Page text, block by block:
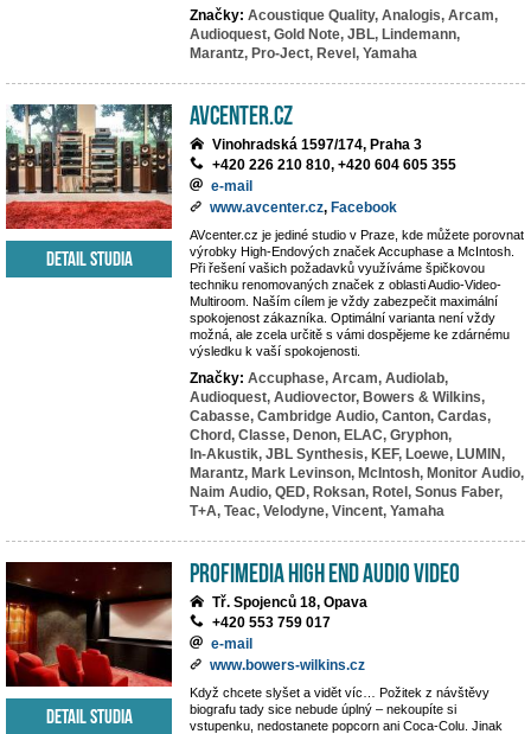
Značky: Acoustique Quality, Analogis, Arcam,
Audioquest, Gold Note, JBL, Lindemann,
Marantz, Pro-Ject, Revel, Yamaha
AVcenter.cz
Vinohradská 1597/174, Praha 3
+420 226 210 810, +420 604 605 355
e-mail
www.avcenter.cz, Facebook
AVcenter.cz je jediné studio v Praze, kde můžete porovnat
výrobky High-Endových značek Accuphase a McIntosh.
Při řešení vašich požadavků využíváme špičkovou
techniku renomovaných značek z oblasti Audio-Video-
Multiroom. Naším cílem je vždy zabezpečit maximální
spokojenost zákazníka. Optimální varianta není vždy
možná, ale zcela určitě s vámi dospějeme ke zdárnému
výsledku k vaší spokojenosti.
Značky: Accuphase, Arcam, Audiolab,
Audioquest, Audiovector, Bowers & Wilkins,
Cabasse, Cambridge Audio, Canton, Cardas,
Chord, Classe, Denon, ELAC, Gryphon,
In-Akustik, JBL Synthesis, KEF, Loewe, LUMIN,
Marantz, Mark Levinson, McIntosh, Monitor Audio,
Naim Audio, QED, Roksan, Rotel, Sonus Faber,
T+A, Teac, Velodyne, Vincent, Yamaha
Detail studia
PROFIMEDIA High End Audio Video
Tř. Spojenců 18, Opava
+420 553 759 017
e-mail
www.bowers-wilkins.cz
Když chcete slyšet a vidět víc… Požitek z návštěvy
biografu tady sice nebude úplný – nekoupíte si
vstupenku, nedostanete popcorn ani Coca-Colu. Jinak
Detail studia